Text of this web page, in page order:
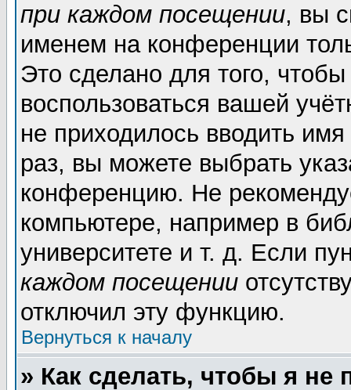
при каждом посещении, вы
именем на конференции
Это сделано для того, чтобы
воспользоваться вашей
не приходилось вводить
раз, вы можете выбрать
конференцию. Не
компьютере, например в
университете и т. д. Если
каждом посещении
отключил эту функцию.
Вернуться к началу
» Как сделать, чтобы я не